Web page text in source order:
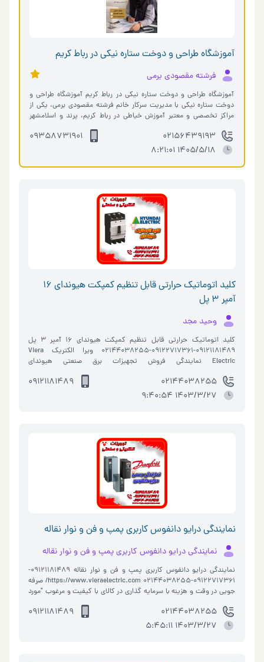
آموزشگاه طراحی و دوخت ستاره نیکی در رباط کریم
فرشته مقصودی برمی
آموزشگاه طراحی و دوخت ستاره نیکی در رباط کریم آموزشگاه طراحی و
دوخت ستاره نیکی با مدیریت سرکار خانم فرشته مقصودی برمی، یکی از
مراکز تخصصی و معتبر آموزش خیاطی در رباط کریم، پرند و اسلامشهر
02156439193
09358731901
1405/5/18 8:21:01
کلید اتوماتیک حرارتی قابل تنظیم کمپکت هیوندای 16
آمپر 3 پل
وحید مجد
کلید اتوماتیک حرارتی قابل تنظیم کمپکت هیوندای 16 آمپر 3 پل
09121181489-09122717361-02144038255 ویرا الکتریک Viera
Electric نمایندگی فروش تجهیزات برق صنعتی هیوندای
تمام تلاش هم�…
02144038255
09121181489
1403/3/27 9:40:54
نمایندگی درایو دانفوس کاربری پمپ و فن و نوار نقاله
نمایندگی درایو دانفوس کاربری پمپ و فن و نوار نقاله
نمایندگی درایو دانفوس کاربری پمپ و فن و نوار نقاله 09121181489-
09122717361-02144038255 https://www.vieraelectric.com/ صرفه
جویی در وقت و هزینه با سرمایه گذاری در کالای با کیفیت و مرغوب "مورد
02144038255
09121181489
1403/3/27 5:45:11